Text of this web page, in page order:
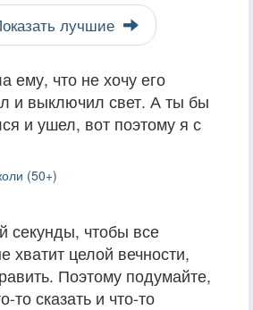
лучшие
ему, что не хочу его
и выключил свет. А ты бы
и ушел, вот поэтому я с
(50+)
секунды, чтобы все
хватит целой вечности,
Поэтому подумайте,
то сказать и что-то